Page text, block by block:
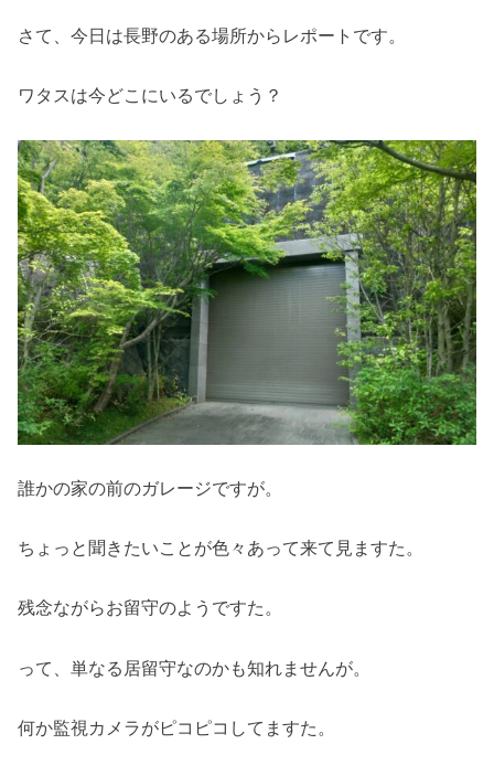
さて、今日は長野のある場所からレポートです。
ワタスは今どこにいるでしょう？
誰かの家の前のガレージですが。
ちょっと聞きたいことが色々あって来て見ますた。
残念ながらお留守のようですた。
って、単なる居留守なのかも知れませんが。
何か監視カメラがピコピコしてますた。